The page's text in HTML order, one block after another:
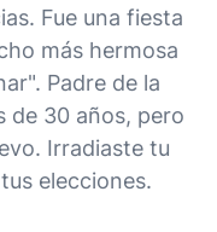
Fue una fiesta
más hermosa
Padre de la
de 30 años, pero
Irradiaste tu
elecciones.